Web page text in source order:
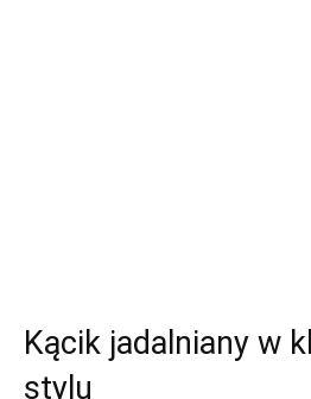
Kącik jadalniany w
stylu